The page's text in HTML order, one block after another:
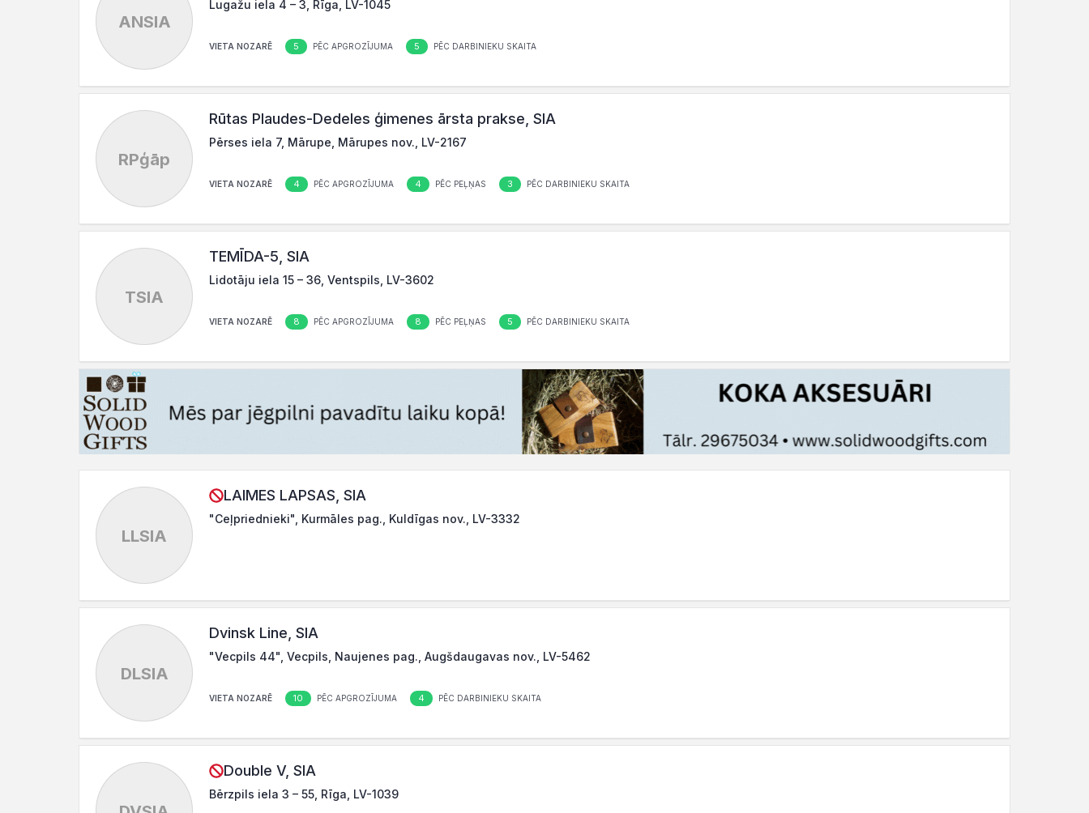
ANSIA
Lugažu iela 4 – 3, Rīga, LV-1045
VIETA NOZARĒ 5 PĒC APGROZĪJUMA 5 PĒC DARBINIEKU SKAITA
RPģāp
Rūtas Plaudes-Dedeles ģimenes ārsta prakse, SIA
Pērses iela 7, Mārupe, Mārupes nov., LV-2167
VIETA NOZARĒ 4 PĒC APGROZĪJUMA 4 PĒC PEĻŅAS 3 PĒC DARBINIEKU SKAITA
TSIA
TEMĪDA-5, SIA
Lidotāju iela 15 – 36, Ventspils, LV-3602
VIETA NOZARĒ 8 PĒC APGROZĪJUMA 8 PĒC PEĻŅAS 5 PĒC DARBINIEKU SKAITA
LLSIA
LAIMES LAPSAS, SIA
"Ceļpriednieki", Kurmāles pag., Kuldīgas nov., LV-3332
DLSIA
Dvinsk Line, SIA
"Vecpils 44", Vecpils, Naujenes pag., Augšdaugavas nov., LV-5462
VIETA NOZARĒ 10 PĒC APGROZĪJUMA 4 PĒC DARBINIEKU SKAITA
Double V, SIA
Bērzpils iela 3 – 55, Rīga, LV-1039